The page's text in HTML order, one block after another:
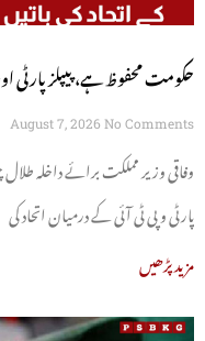
حکومت محفوظ ہے، پیپلز پارٹی
چوہدری
August 7, 2026 No Comments
وفاقی وزیر مملکت برائے داخلہ
پارٹی و پی ٹی آئی کے درمیان اتحاد کی
مزید پڑھیں